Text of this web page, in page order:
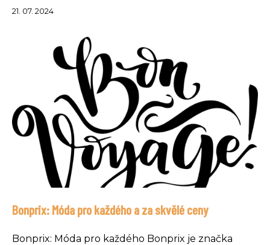
21. 07. 2024
Bonprix: Móda pro každého a za skvělé ceny
Bonprix: Móda pro každého Bonprix je značka